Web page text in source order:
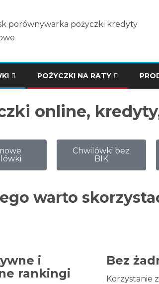
POŻYCZKI NA RATY
online,
Chwilówki bez
BIK
warto
i
rankingi
Bez
Korzystanie